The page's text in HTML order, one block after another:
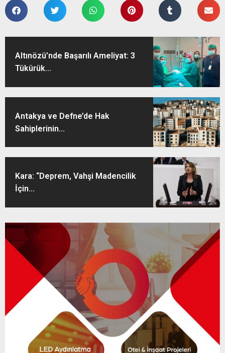
Altınözü’nde Başarılı Ameliyat: 3
Tükürük...
Antakya ve Defne’de Hak
Sahiplerinin...
Kara: “Deprem, Vahşi Madencilik
İçin...